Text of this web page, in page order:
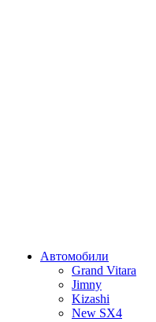
Автомобили
Grand Vitara
Jimny
Kizashi
New SX4